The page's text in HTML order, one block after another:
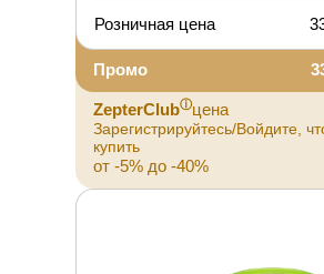
Розничная цена
Промо
ZepterClubⓘцена
Зарегистрируйтесь/Войдите,
купить
от -5% до -40%